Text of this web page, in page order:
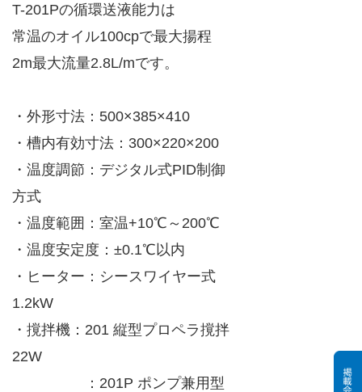
T-201Pの循環送液能力は
常温のオイル100cpで最大揚程
2m最大流量2.8L/mです。
・外形寸法：500×385×410
・槽内有効寸法：300×220×200
・温度調節：デジタル式PID制御
方式
・温度範囲：室温+10℃～200℃
・温度安定度：±0.1℃以内
・ヒーター：シースワイヤー式
1.2kW
・撹拌機：201 縦型プロペラ撹拌
22W
：201P ポンプ兼用型